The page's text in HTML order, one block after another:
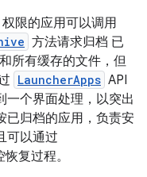
权限的应用可以调用
方法请求归档 已
所有缓存的文件，但
LauncherApps API
一个界面处理，以突出
已归档的应用，负责安
可以通过
复过程。